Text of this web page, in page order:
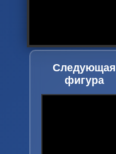
Следующая
фигура